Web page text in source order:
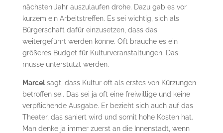
nächsten Jahr auszulaufen drohe. Dazu gab es vor
kurzem ein Arbeitstreffen. Es sei wichtig, sich als
Bürgerschaft dafür einzusetzen, dass das
weitergeführt werden könne. Oft brauche es ein
größeres Budget für Kulturveranstaltungen. Das
müsse unterstützt werden.
Marcelsagt, dass Kultur oft als erstes von Kürzungen
betroffen sei. Das sei ja oft eine freiwillige und keine
verpflichende Ausgabe. Er bezieht sich auch auf das
Theater, das saniert wird und somit hohe Kosten hat.
Man denke ja immer zuerst an die Innenstadt, wenn